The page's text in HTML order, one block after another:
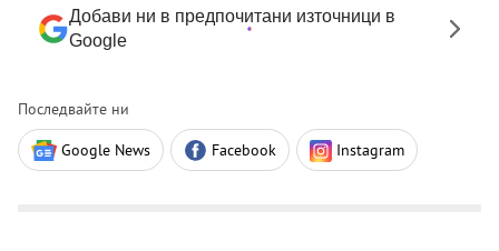
Добави ни в предпочитани източници в
Google
Последвайте ни
Google News Facebook Instagram